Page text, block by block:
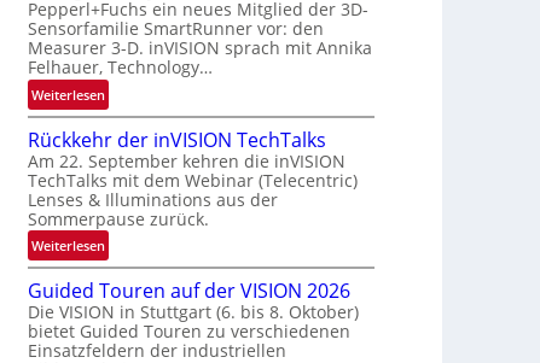
-
R
u
n
d
e
s
‘
Pepperl+Fuchs ein neues Mitglied der 3D-
Sensorfamilie SmartRunner vor: den
Measurer 3-D. inVISION sprach mit Annika
Felhauer, Technology…
Weiterlesen:
U
n
b
e
g
r
e
z
t
e
Rückkehr der inVISION TechTalks
Am 22. September kehren die inVISION
TechTalks mit dem Webinar (Telecentric)
Lenses & Illuminations aus der
Sommerpause zurück.
Weiterlesen:
R
ü
c
k
k
Guided Touren auf der VISION 2026
Die VISION in Stuttgart (6. bis 8. Oktober)
bietet Guided Touren zu verschiedenen
Einsatzfeldern der industriellen